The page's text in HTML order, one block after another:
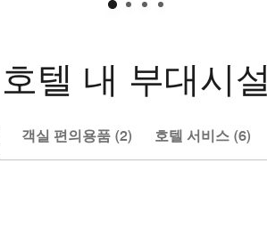
호텔 내 부대시설
객실 편의용품 (2) 호텔 서비스 (6)